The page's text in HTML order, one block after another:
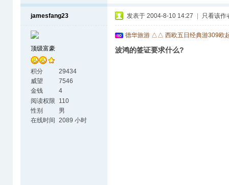
jamesfang23
顶级富豪
积分
29434
威望
7546
金钱
4
阅读权限
110
性别
男
在线时间
2089 小时
发表于 2004-8-10 14:27 只看该作
德华旅游 △△ 西欧五日经典游309欧
波鸿的签证要求什么?